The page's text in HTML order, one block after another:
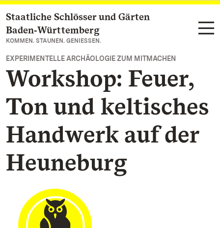
Zum Hauptinhalt springen
Staatliche Schlösser und Gärten
Baden‑Württemberg
KOMMEN. STAUNEN. GENIESSEN.
EXPERIMENTELLE ARCHÄOLOGIE ZUM MITMACHEN
Workshop: Feuer,
Ton und keltisches
Handwerk auf der
Heuneburg